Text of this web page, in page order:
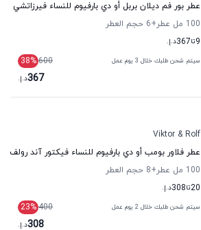
عطر بور فم ديلان بربل أو دي بارفيوم للنساء فيرزاتشي
100 مل عطر
+6
حجم العطر
9تا367د.إ.
سيتم شحن طلبك خلال 3 يوم عمل 600
38%
367د.إ.
Viktor & Rolf
عطر فلاور بومب أو دي بارفيوم للنساء فيكتور آند رولف
100 مل عطر
+8
حجم العطر
20تا308د.إ.
سيتم شحن طلبك خلال 2 يوم عمل 400
23%
308د.إ.